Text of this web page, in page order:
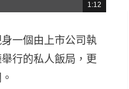
總
共
1:12
一個由上市公司執
行的私人飯局，更